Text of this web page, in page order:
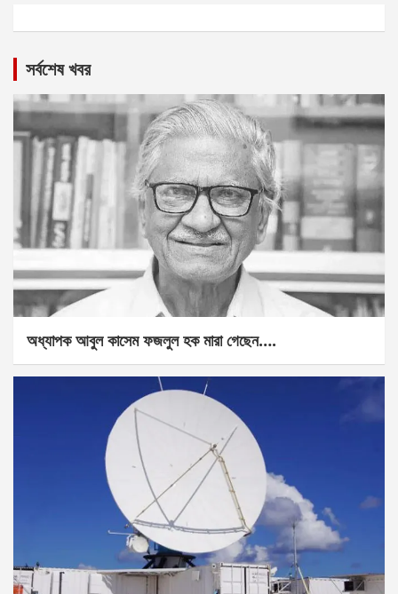
সর্বশেষ খবর
অধ্যাপক আবুল কাসেম ফজলুল হক মারা গেছেন….